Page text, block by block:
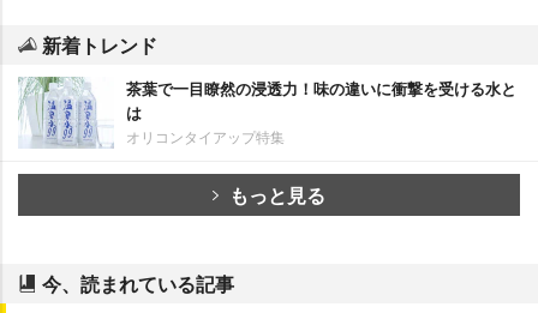
新着トレンド
茶葉で一目瞭然の浸透力！味の違いに衝撃を受ける水と
は
オリコンタイアップ特集
もっと見る
今、読まれている記事